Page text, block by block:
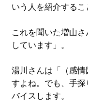
いう人を紹介するこ
これを聞いた増山
しています」。
湯川さんは「（感
すよね。でも、手
バイスします。